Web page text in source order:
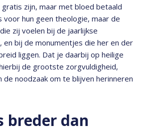
zijn, maar met bloed betaald
hun geen theologie, maar de
zij voelen bij de jaarlijkse
en bij de monumentjes die her en der
liggen. Dat je daarbij op heilige
de grootste zorgvuldigheid,
de noodzaak om te blijven herinneren
breder dan